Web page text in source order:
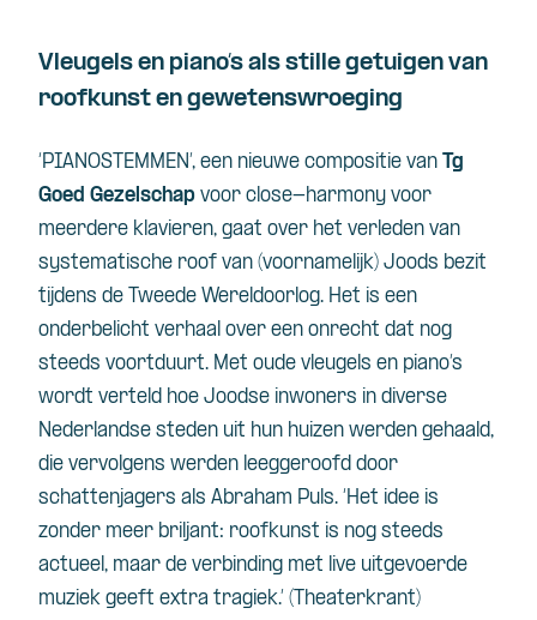
Vleugels en piano’s als stille getuigen van
roofkunst en gewetenswroeging
‘PIANOSTEMMEN’, een nieuwe compositie van
Tg
Goed Gezelschap voor close-harmony voor
meerdere klavieren, gaat over het verleden van
systematische roof van (voornamelijk) Joods bezit
tijdens de Tweede Wereldoorlog. Het is een
onderbelicht verhaal over een onrecht dat nog
steeds voortduurt. Met oude vleugels en piano’s
wordt verteld hoe Joodse inwoners in diverse
Nederlandse steden uit hun huizen werden gehaald,
die vervolgens werden leeggeroofd door
schattenjagers als Abraham Puls. ‘Het idee is
zonder meer briljant: roofkunst is nog steeds
actueel, maar de verbinding met live uitgevoerde
muziek geeft extra tragiek.’ (Theaterkrant)